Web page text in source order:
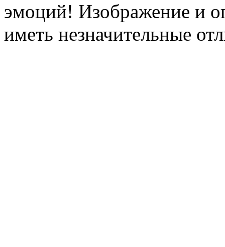
эмоций! Изображение и
иметь незначительные